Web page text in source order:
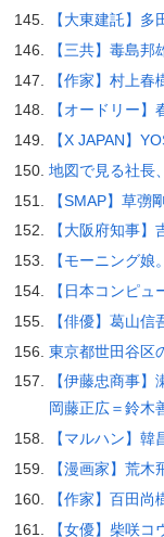
【大東建託】
【三共】毒島邦
【作家】村上春
【オードリー】
【X JAPAN】
地図で見る社長
【SMAP】草彅剛
【大阪府知事】
【モーニング娘
【日本コンピ
【俳優】葛山信
東京都世田谷区
【伊藤忠商事
岡藤正広＝鈴木
【マルハン】韓
【漫画家】荒木
【作家】百田尚
【女優】柴咲コ